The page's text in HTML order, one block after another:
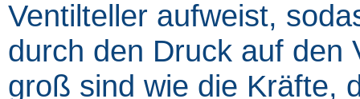
Ventilteller aufweist,
durch den Druck auf den
groß sind wie die Kräfte,